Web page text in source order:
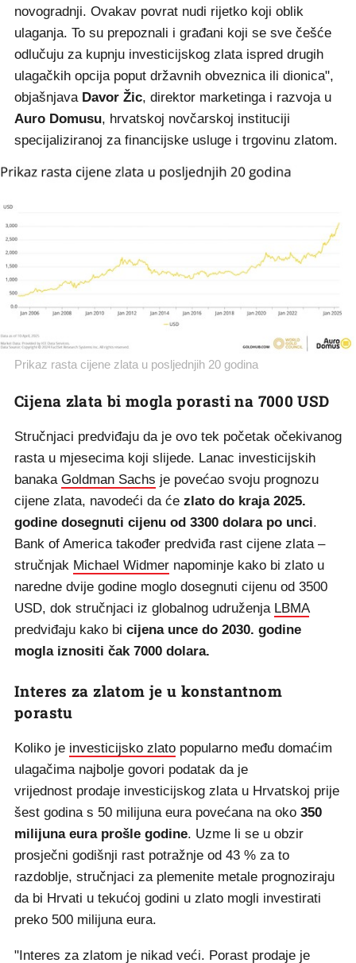
novogradnji. Ovakav povrat nudi rijetko koji oblik
ulaganja. To su prepoznali i građani koji se sve češće
odlučuju za kupnju investicijskog zlata ispred drugih
ulagačkih opcija poput državnih obveznica ili dionica",
objašnjava Davor Žic, direktor marketinga i razvoja u
Auro Domusu, hrvatskoj novčarskoj instituciji
specijaliziranoj za financijske usluge i trgovinu zlatom.
Prikaz rasta cijene zlata u posljednjih 20 godina
Cijena zlata bi mogla porasti na 7000 USD
Stručnjaci predviđaju da je ovo tek početak očekivanog
rasta u mjesecima koji slijede. Lanac investicijskih
banaka Goldman Sachs je povećao svoju prognozu
cijene zlata, navodeći da će zlato do kraja 2025.
godine dosegnuti cijenu od 3300 dolara po unci.
Bank of America također predviđa rast cijene zlata –
stručnjak Michael Widmer napominje kako bi zlato u
naredne dvije godine moglo dosegnuti cijenu od 3500
USD, dok stručnjaci iz globalnog udruženja LBMA
predviđaju kako bi cijena unce do 2030. godine
mogla iznositi čak 7000 dolara.
Interes za zlatom je u konstantnom
porastu
Koliko je investicijsko zlato popularno među domaćim
ulagačima najbolje govori podatak da je
vrijednost prodaje investicijskog zlata u Hrvatskoj prije
šest godina s 50 milijuna eura povećana na oko 350
milijuna eura prošle godine. Uzme li se u obzir
prosječni godišnji rast potražnje od 43 % za to
razdoblje, stručnjaci za plemenite metale prognoziraju
da bi Hrvati u tekućoj godini u zlato mogli investirati
preko 500 milijuna eura.
"Interes za zlatom je nikad veći. Porast prodaje je